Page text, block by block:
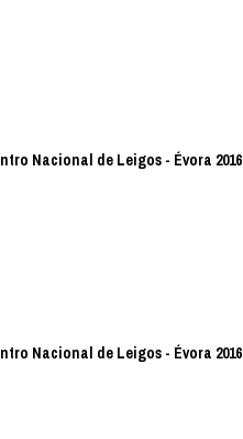
Nacional de Leigos - Évora 2016
Nacional de Leigos - Évora 2016